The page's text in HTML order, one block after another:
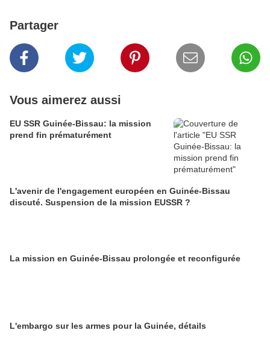
Partager
Vous aimerez aussi
EU SSR Guinée-Bissau: la mission
prend fin prématurément
L'avenir de l'engagement européen en Guinée-Bissau
discuté. Suspension de la mission EUSSR ?
La mission en Guinée-Bissau prolongée et reconfigurée
L'embargo sur les armes pour la Guinée, détails